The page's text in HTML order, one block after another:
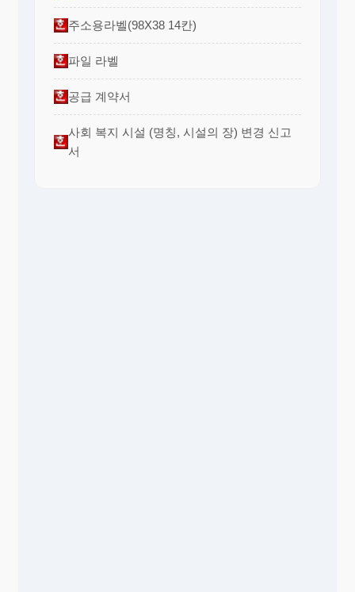
주소용라벨(98X38 14칸)
파일 라벨
공급 계약서
사회 복지 시설 (명칭, 시설의 장) 변경 신고
서